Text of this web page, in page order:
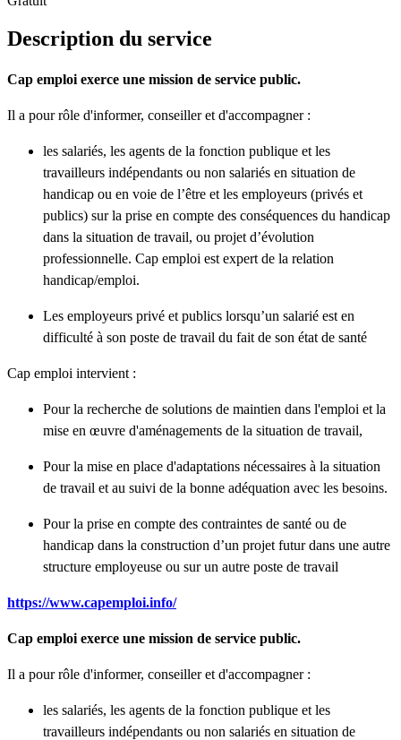
Description du service
Cap emploi exerce une mission de service public.
Il a pour rôle d'informer, conseiller et d'accompagner :
les salariés, les agents de la fonction publique et les
travailleurs indépendants ou non salariés en situation de
handicap ou en voie de l’être et les employeurs (privés et
publics) sur la prise en compte des conséquences du handicap
dans la situation de travail, ou projet d’évolution
professionnelle. Cap emploi est expert de la relation
handicap/emploi.
Les employeurs privé et publics lorsqu’un salarié est en
difficulté à son poste de travail du fait de son état de santé
Cap emploi intervient :
Pour la recherche de solutions de maintien dans l'emploi et la
mise en œuvre d'aménagements de la situation de travail,
Pour la mise en place d'adaptations nécessaires à la situation
de travail et au suivi de la bonne adéquation avec les besoins.
Pour la prise en compte des contraintes de santé ou de
handicap dans la construction d’un projet futur dans une autre
structure employeuse ou sur un autre poste de travail
https://www.capemploi.info/
Cap emploi exerce une mission de service public.
Il a pour rôle d'informer, conseiller et d'accompagner :
les salariés, les agents de la fonction publique et les
travailleurs indépendants ou non salariés en situation de